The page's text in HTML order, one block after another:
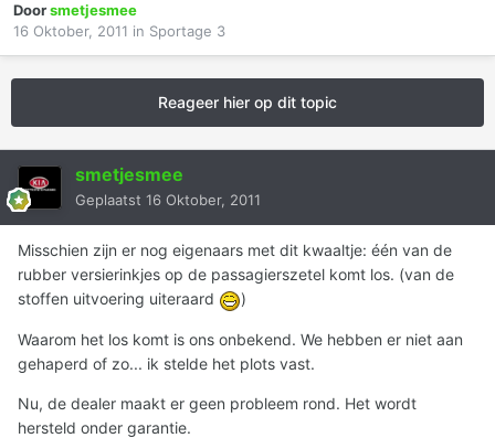
Doorsmetjesmee
16 Oktober, 2011 in Sportage 3
Reageer hier op dit topic
smetjesmee
Geplaatst 16 Oktober, 2011
Misschien zijn er nog eigenaars met dit kwaaltje: één van de
rubber versierinkjes op de passagierszetel komt los. (van de
stoffen uitvoering uiteraard
)
Waarom het los komt is ons onbekend. We hebben er niet aan
gehaperd of zo... ik stelde het plots vast.
Nu, de dealer maakt er geen probleem rond. Het wordt
hersteld onder garantie.